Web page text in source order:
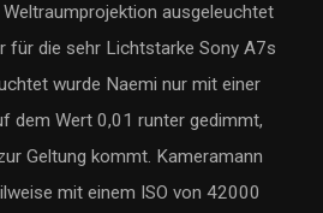
ausgeleuchtet
für die sehr Lichtstarke Sony A7s
wurde Naemi nur mit einer
dem Wert 0,01 runter gedimmt,
Geltung kommt. Kameramann
mit einem ISO von 42000